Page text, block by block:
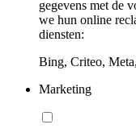
gegevens met de
we hun online
diensten:
Bing, Criteo,
Marketing